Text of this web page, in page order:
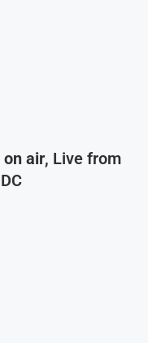
on air, Live from